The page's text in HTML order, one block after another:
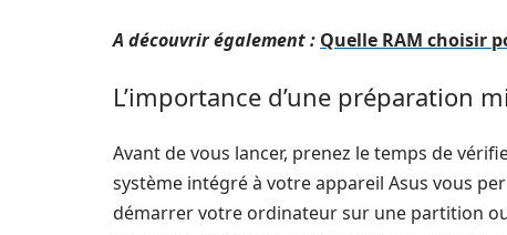
A découvrir également : Quelle RAM choisir
L’importance d’une préparation
Avant de vous lancer, prenez le temps de
système intégré à votre appareil Asus vous
démarrer votre ordinateur sur une partition